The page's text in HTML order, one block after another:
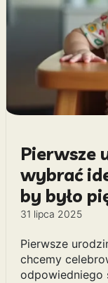
Pierwsze
wybrać
by było
31 lipca 2025
Pierwsze
chcemy
odpowiedniego